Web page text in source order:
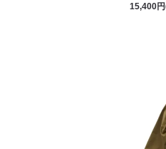
15,400